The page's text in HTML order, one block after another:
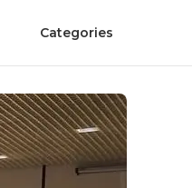
Categories